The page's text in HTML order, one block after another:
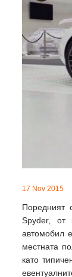
17 Nov 2015
Поредният
Spyder, от
автомобил
местната
като